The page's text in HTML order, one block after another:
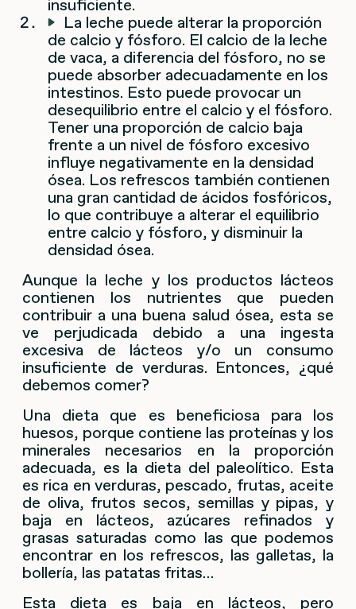
insuficiente.
La leche puede alterar la proporción
de calcio y fósforo. El calcio de la leche
de vaca, a diferencia del fósforo, no se
puede absorber adecuadamente en los
intestinos. Esto puede provocar un
desequilibrio entre el calcio y el fósforo.
Tener una proporción de calcio baja
frente a un nivel de fósforo excesivo
influye negativamente en la densidad
ósea. Los refrescos también contienen
una gran cantidad de ácidos fosfóricos,
lo que contribuye a alterar el equilibrio
entre calcio y fósforo, y disminuir la
densidad ósea.
Aunque la leche y los productos lácteos
contienen los nutrientes que pueden
contribuir a una buena salud ósea, esta se
ve perjudicada debido a una ingesta
excesiva de lácteos y/o un consumo
insuficiente de verduras. Entonces, ¿qué
debemos comer?
Una dieta que es beneficiosa para los
huesos, porque contiene las proteínas y los
minerales necesarios en la proporción
adecuada, es la dieta del paleolítico. Esta
es rica en verduras, pescado, frutas, aceite
de oliva, frutos secos, semillas y pipas, y
baja en lácteos, azúcares refinados y
grasas saturadas como las que podemos
encontrar en los refrescos, las galletas, la
bollería, las patatas fritas…
Esta dieta es baja en lácteos, pero